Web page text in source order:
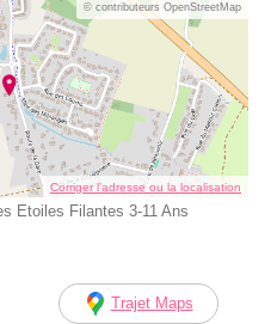
© contributeurs OpenStreetMap
Corriger l’adresse ou la localisation
Etoiles Filantes 3-11 Ans
Trajet Maps